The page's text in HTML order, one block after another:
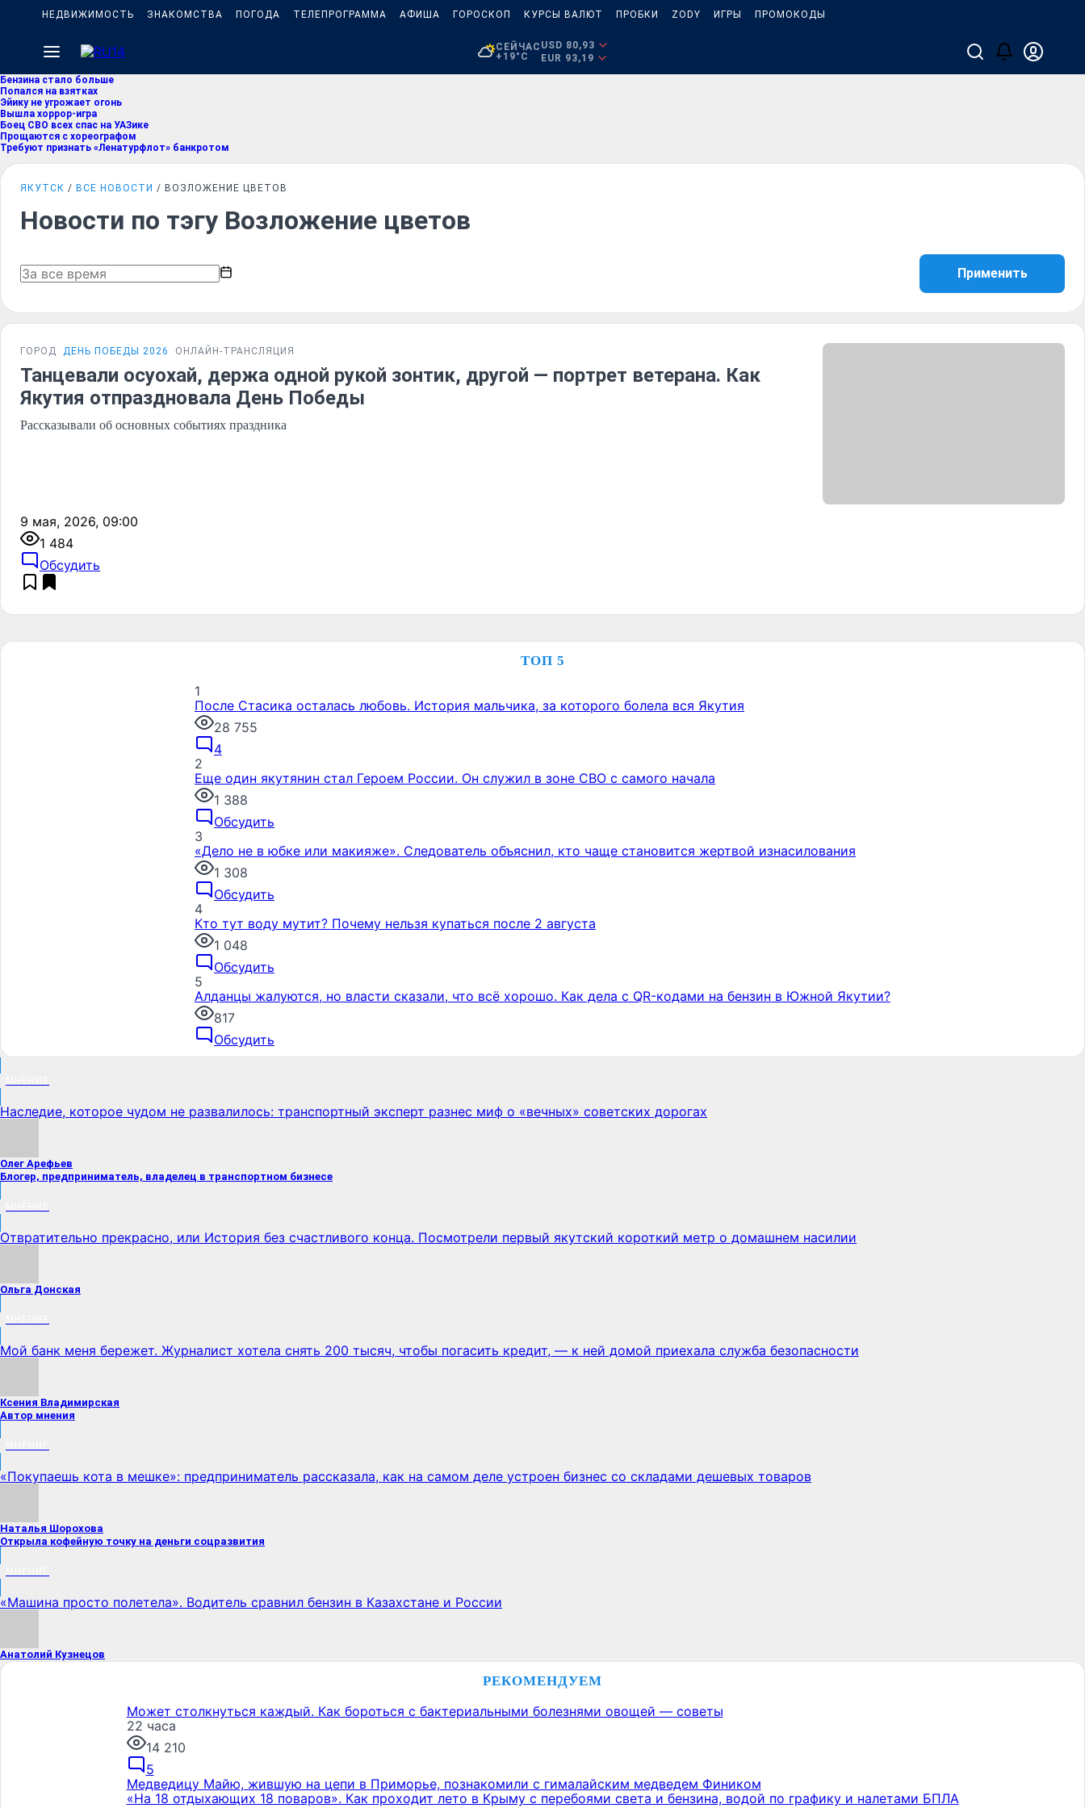
НЕДВИЖИМОСТЬ ЗНАКОМСТВА ПОГОДА ТЕЛЕПРОГРАММА АФИША ГОРОСКОП КУРСЫ ВАЛЮТ ПРОБКИ ZODY ИГРЫ ПРОМОКОДЫ
СЕЙЧАС
+19°C
USD 80,93
EUR 93,19
Бензина стало больше
Попался на взятках
Эйику не угрожает огонь
Вышла хоррор-игра
Боец СВО всех спас на УАЗике
Прощаются с хореографом
Требуют признать «Ленатурфлот» банкротом
ЯКУТСК ВСЕ НОВОСТИ ВОЗЛОЖЕНИЕ ЦВЕТОВ
Новости по тэгу Возложение цветов
Применить
ГОРОД ДЕНЬ ПОБЕДЫ 2026 ОНЛАЙН-ТРАНСЛЯЦИЯ
Танцевали осуохай, держа одной рукой зонтик, другой — портрет ветерана. Как
Якутия отпраздновала День Победы
Рассказывали об основных событиях праздника
9 мая, 2026, 09:00
1 484
Обсудить
ТОП 5
1
После Стасика осталась любовь. История мальчика, за которого болела вся Якутия
28 755
4
2
Еще один якутянин стал Героем России. Он служил в зоне СВО с самого начала
1 388
Обсудить
3
«Дело не в юбке или макияже». Следователь объяснил, кто чаще становится жертвой изнасилования
1 308
Обсудить
4
Кто тут воду мутит? Почему нельзя купаться после 2 августа
1 048
Обсудить
5
Алданцы жалуются, но власти сказали, что всё хорошо. Как дела с QR-кодами на бензин в Южной Якутии?
817
Обсудить
Наследие, которое чудом не развалилось: транспортный эксперт разнес миф о «вечных» советских дорогах
Олег Арефьев
Блогер, предприниматель, владелец в транспортном бизнесе
Отвратительно прекрасно, или История без счастливого конца. Посмотрели первый якутский короткий метр о домашнем насилии
Ольга Донская
Мой банк меня бережет. Журналист хотела снять 200 тысяч, чтобы погасить кредит, — к ней домой приехала служба безопасности
Ксения Владимирская
Автор мнения
«Покупаешь кота в мешке»: предприниматель рассказала, как на самом деле устроен бизнес со складами дешевых товаров
Наталья Шорохова
Открыла кофейную точку на деньги соцразвития
«Машина просто полетела». Водитель сравнил бензин в Казахстане и России
Анатолий Кузнецов
РЕКОМЕНДУЕМ
Может столкнуться каждый. Как бороться с бактериальными болезнями овощей — советы
22 часа
14 210
5
Медведицу Майю, жившую на цепи в Приморье, познакомили с гималайским медведем Фиником
«На 18 отдыхающих 18 поваров». Как проходит лето в Крыму с перебоями света и бензина, водой по графику и налетами БПЛА